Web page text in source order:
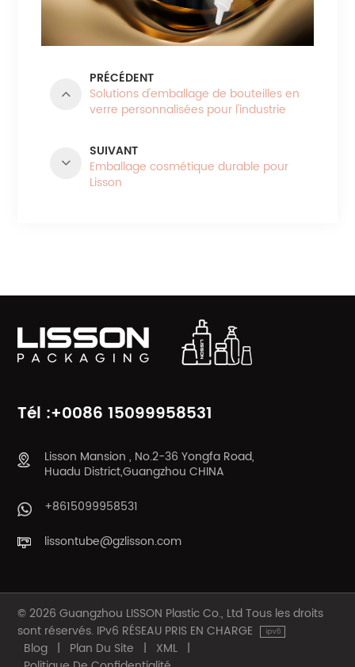
PRÉCÉDENT
Solutions d'emballage de bouteilles en
verre personnalisées pour l'industrie
SUIVANT
Emballage cosmétique durable pour
Lisson
Tél :+0086 15099958531
Lisson Mansion , No.2-36 Yongfa Road,
Huadu District,Guangzhou CHINA
+8615099958531
lissontube@gzlisson.com
© 2026 Guangzhou LISSON Plastic Co., Ltd Tous les droits
sont réservés. IPv6 RÉSEAU PRIS EN CHARGE
Blog | Plan Du Site | XML |